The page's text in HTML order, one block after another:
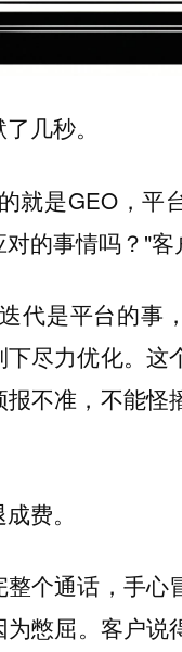
几秒。
就是GEO，平
的事情吗？"客
代是平台的事
下尽力优化。这
不准，不能怪
费。
个通话，手心
为憋屈。客户